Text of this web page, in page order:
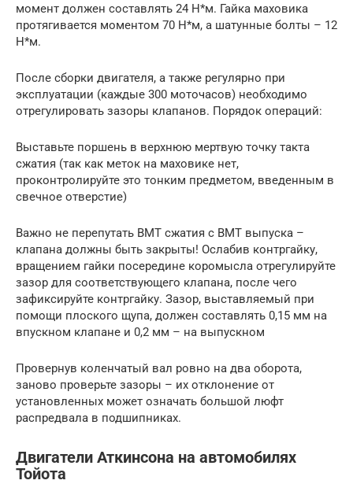
момент должен составлять 24 Н*м. Гайка маховика
протягивается моментом 70 Н*м, а шатунные болты – 12
Н*м.
После сборки двигателя, а также регулярно при
эксплуатации (каждые 300 моточасов) необходимо
отрегулировать зазоры клапанов. Порядок операций:
Выставьте поршень в верхнюю мертвую точку такта
сжатия (так как меток на маховике нет,
проконтролируйте это тонким предметом, введенным в
свечное отверстие)
Важно не перепутать ВМТ сжатия с ВМТ выпуска –
клапана должны быть закрыты! Ослабив контргайку,
вращением гайки посередине коромысла отрегулируйте
зазор для соответствующего клапана, после чего
зафиксируйте контргайку. Зазор, выставляемый при
помощи плоского щупа, должен составлять 0,15 мм на
впускном клапане и 0,2 мм – на выпускном
Провернув коленчатый вал ровно на два оборота,
заново проверьте зазоры – их отклонение от
установленных может означать большой люфт
распредвала в подшипниках.
Двигатели Аткинсона на автомобилях
Тойота